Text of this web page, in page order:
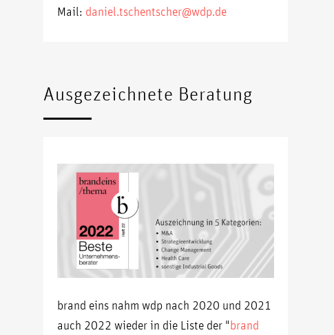
Mail: daniel.tschentscher@wdp.de
Ausgezeichnete Beratung
brand eins nahm wdp nach 2020 und 2021
auch 2022 wieder in die Liste der "brand